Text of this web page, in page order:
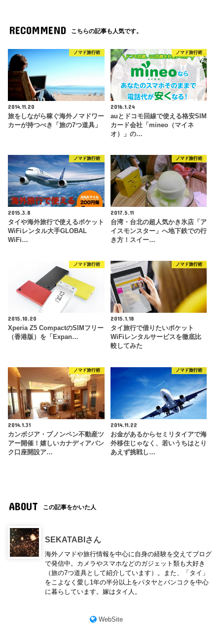
RECOMMEND こちらの記事も人気です。
ノマド旅行術
2014.11.20
旅をしながら稼ぐ海外ノマドワー
カーが持つべき「旅の7つ道具」
ノマド旅行術
2016.1.24
auとドコモ回線で使える格安SIM
カード会社「mineo（マイネ
オ）」の…
ノマド旅行術
2015.3.8
タイや海外旅行で使えるポケット
WiFiレンタル大手GLOBAL
WiFi…
ノマド旅行術
2017.5.11
台湾・台北の超人気かき氷店「ア
イスモンスター」へ地下鉄での行
き方！スイー…
ノマド旅行術
2015.10.20
Xperia Z5 CompactのSIMフリー
（香港版）を「Expan…
ノマド旅行術
2015.1.18
タイ旅行で借りたいポケット
WiFiレンタルサービスを徹底比
較してみた
ノマド旅行術
2014.1.31
カンボジア・プノンペン不動産ツ
アー開催！嬉しいカナディアバン
ク口座開設ア…
ノマド旅行術
2014.11.22
お金があるからセミリタイアで海
外移住じゃなく、若いうちはとり
あえず挑戦し…
ABOUT この記事をかいた人
SEKATABIさん
海外ノマドや旅行情報を中心に自身の経験を交えてブログ
で発信中。カメラやスマホなどのガジェット類も大好き
（旅の7つ道具として紹介しています）。また、「タイ」
をこよなく愛し1年の半分以上をパタヤとバンコクを中心
に暮らしています。嫁はタイ人。
WebSite